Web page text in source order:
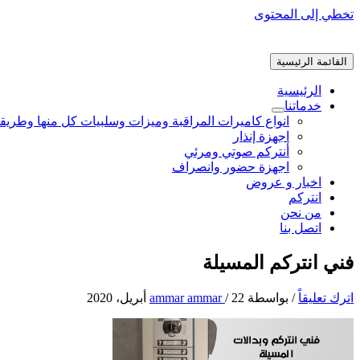
تخطي إلى المحتوى
القائمة الرئيسية
الرئيسية
خدماتنا
انواع كاميرات المراقبة وميزات وسلبيات كل منها
اجهزة إنذار
أنتركم صوتي ومرئي
اجهزة حضور وانصراف
اخبار و عروض
انتركم
من نحن
اتصل بنا
فني انتركم المسيلة
اترك تعليقاً / بواسطة ammar ammar/ 22 أبريل، 2020